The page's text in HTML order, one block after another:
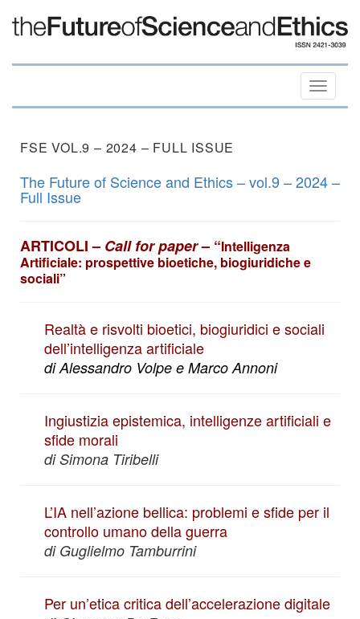
Toggle
FSE VOL.9 – 2024 – FULL ISSUE
The Future of Science and Ethics – vol.9 – 2024 –
Full Issue
ARTICOLI – Call for paper– “Intelligenza
Artificiale: prospettive bioetiche, biogiuridiche e
sociali”
Realtà e risvolti bioetici, biogiuridici e sociali
dell’intelligenza artificiale
di Alessandro Volpe e Marco Annoni
Ingiustizia epistemica, intelligenze artificiali e
sfide morali
di Simona Tiribelli
L’IA nell’azione bellica: problemi e sfide per il
controllo umano della guerra
di Guglielmo Tamburrini
Per un’etica critica dell’accelerazione digitale